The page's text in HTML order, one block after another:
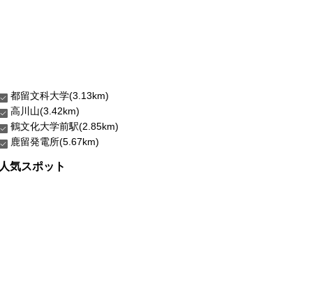
都留文科大学(3.13km)
高川山(3.42km)
鶴文化大学前駅(2.85km)
鹿留発電所(5.67km)
人気スポット